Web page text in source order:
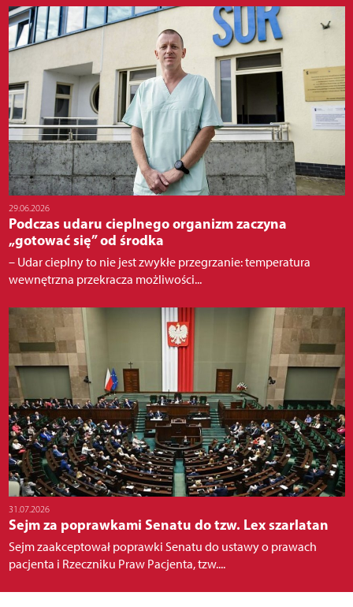
29.06.2026
Podczas udaru cieplnego organizm zaczyna
„gotować się” od środka
– Udar cieplny to nie jest zwykłe przegrzanie: temperatura
wewnętrzna przekracza możliwości...
31.07.2026
Sejm za poprawkami Senatu do tzw. Lex szarlatan
Sejm zaakceptował poprawki Senatu do ustawy o prawach
pacjenta i Rzeczniku Praw Pacjenta, tzw....